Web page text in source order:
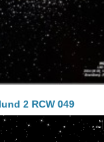
2 RCW 049